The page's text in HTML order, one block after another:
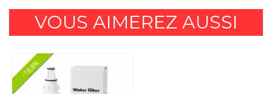
VOUS AIMEREZ AUSSI
-18,8%